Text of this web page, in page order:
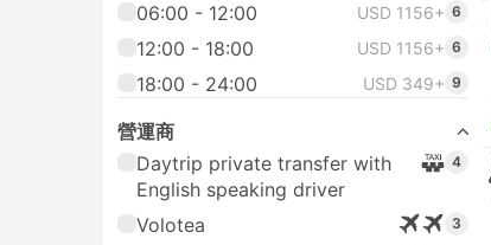
06:00 - 12:00 USD 1156+ 6
12:00 - 18:00 USD 1156+ 6
18:00 - 24:00 USD 349+ 9
營運商
Daytrip private transfer with
English speaking driver
4
Volotea 3